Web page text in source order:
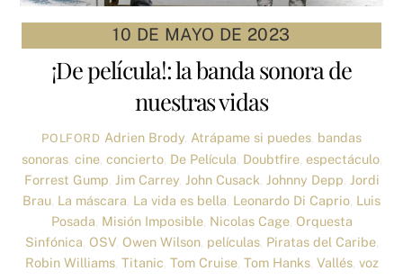
10 DE MAYO DE 2023
¡De película!: la banda sonora de
nuestras vidas
POLFORD Adrien Brody, Atrápame si puedes, bandas
sonoras, cine, concierto, De Película Doubtfire, espectáculo,
Forrest Gump Jim Carrey, John Cusack Johnny Depp Jordi
Brau La máscara La vida es bella Leonardo Di Caprio Luis
Posada Misión Imposible, Nicolas Cage, Orquesta
Sinfónica OSV, Owen Wilson, películas, Piratas del Caribe,
Robin Williams, Titanic Tom Cruise, Tom Hanks, Vallés, voz